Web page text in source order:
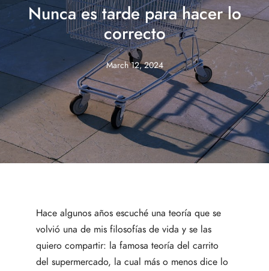
Nunca es tarde para hacer lo
correcto
March 12, 2024
Hace algunos años escuché una teoría que se
volvió una de mis filosofías de vida y se las
quiero compartir: la famosa teoría del carrito
del supermercado, la cual más o menos dice lo